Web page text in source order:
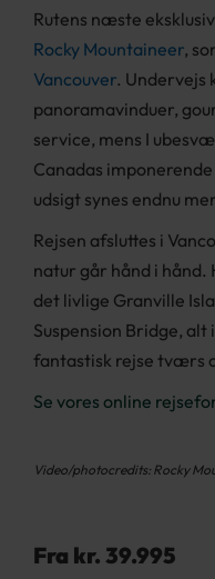
Rutens næste
Rocky Mountaineer,
Vancouver. Undervejs
panoramavinduer,
service, mens I
Canadas
udsigt synes endnu
Rejsen afsluttes i
natur går hånd i hånd.
det livlige Granville
Suspension Bridge,
fantastisk rejse tværs
Se vores online
Video/photocredits: Rocky
Fra kr. 39.995